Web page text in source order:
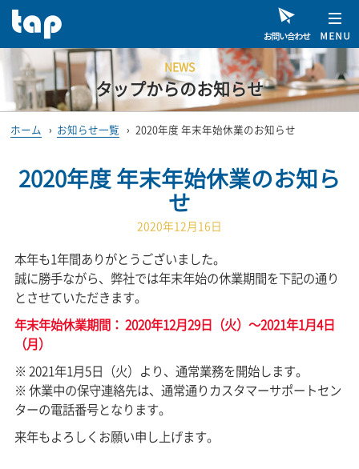
NEWS
タップからのお知らせ
ホーム › お知らせ一覧 › 2020年度 年末年始休業のお知らせ
2020年度 年末年始休業のお知ら
せ
2020年12月16日
本年も1年間ありがとうございました。
誠に勝手ながら、弊社では年末年始の休業期間を下記の通り
とさせていただきます。
年末年始休業期間： 2020年12月29日（火）～2021年1月4日
（月）
※ 2021年1月5日（火）より、通常業務を開始します。
※ 休業中の保守連絡先は、通常通りカスタマーサポートセン
ターの電話番号となります。
来年もよろしくお願い申し上げます。